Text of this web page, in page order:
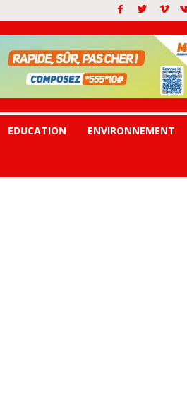
EDUCATION ENVIRONNEMENT